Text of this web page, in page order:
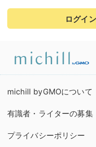
ログイ
michill byGMOについて
有識者・ライターの募集
プライバシーポリシー